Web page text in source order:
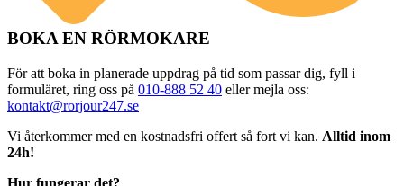
BOKA EN RÖRMOKARE
För att boka in planerade uppdrag på tid som passar dig, fyll i
formuläret, ring oss på 010-888 52 40 eller mejla oss:
kontakt@rorjour247.se
Vi återkommer med en kostnadsfri offert så fort vi kan. Alltid inom
24h!
Hur fungerar det?